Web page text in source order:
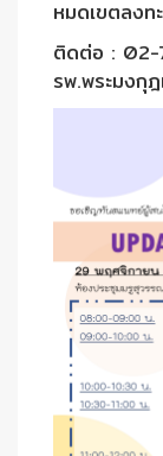
หมดเขตลงท
ติดต่อ : 02-
รพ.พระมงกุฎ